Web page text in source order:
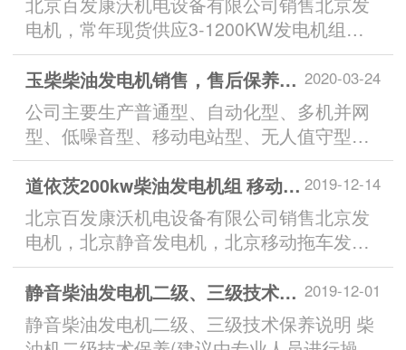
电机，常年现货供应3-1200KW发电机组，
汽油发电机...
2020-03-24
玉柴柴油发电机销售，售后保养，发电机配件销
公司主要生产普通型、自动化型、多机并网
型、低噪音型、移动电站型、无人值守型、
远程集中监护型等七大类柴油...
2019-12-14
道依茨200kw柴油发电机组 移动发电机
北京百发康沃机电设备有限公司销售北京发
电机，北京静音发电机，北京移动拖车发电
机，北京常年现货供应3-1200Kw...
2019-12-01
静音柴油发电机二级、三级技术保养说明
静音柴油发电机二级、三级技术保养说明 柴